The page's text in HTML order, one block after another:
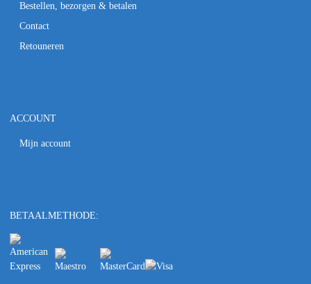
Bestellen, bezorgen & betalen
Contact
Retouneren
ACCOUNT
Mijn account
BETAALMETHODE: